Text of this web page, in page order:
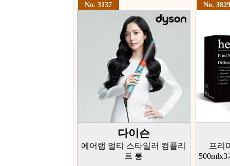
No. 3137
다이슨
에어랩 멀티 스타일러 컴플리
트 롱
No. 3829
프리